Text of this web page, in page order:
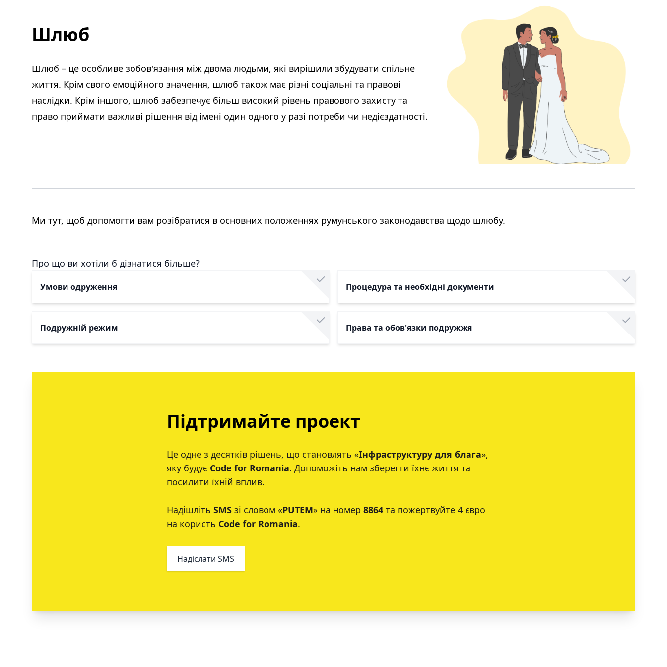
Шлюб
Шлюб – це особливе зобов'язання між двома людьми, які вирішили збудувати спільне
життя. Крім свого емоційного значення, шлюб також має різні соціальні та правові
наслідки. Крім іншого, шлюб забезпечує більш високий рівень правового захисту та
право приймати важливі рішення від імені один одного у разі потреби чи недієздатності.
Ми тут, щоб допомогти вам розібратися в основних положеннях румунського законодавства щодо шлюбу.
Про що ви хотіли б дізнатися більше?
Умови одруження Процедура та необхідні документи
Подружній режим Права та обов'язки подружжя
Підтримайте проект
Це одне з десятків рішень, що становлять «Інфраструктуру для блага»,
яку будує Code for Romania. Допоможіть нам зберегти їхнє життя та
посилити їхній вплив.
Надішліть SMS зі словом «PUTEM» на номер 8864 та пожертвуйте 4 євро
на користь Code for Romania.
Надіслати SMS